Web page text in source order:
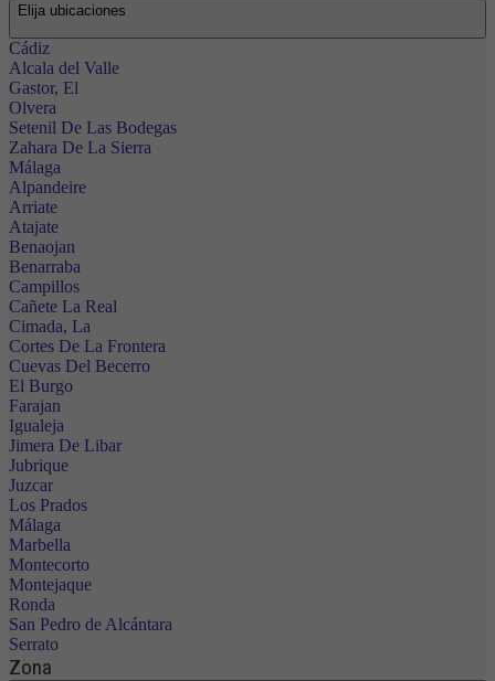
Elija ubicaciones
Cádiz
Alcala del Valle
Gastor, El
Olvera
Setenil De Las Bodegas
Zahara De La Sierra
Málaga
Alpandeire
Arriate
Atajate
Benaojan
Benarraba
Campillos
Cañete La Real
Cimada, La
Cortes De La Frontera
Cuevas Del Becerro
El Burgo
Farajan
Igualeja
Jimera De Libar
Jubrique
Juzcar
Los Prados
Málaga
Marbella
Montecorto
Montejaque
Ronda
San Pedro de Alcántara
Serrato
Zona